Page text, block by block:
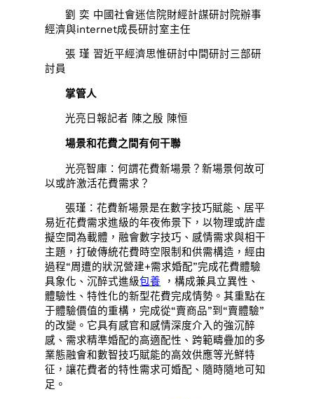
劉 奕 中國社會迷信院財經計謀研討院辦事
經濟與internet成長研討室主任
張 瑾 習近平經濟思惟研討中間研討三部研
討員
掌管人
光亮日報記者 陳之殷 陳恒
場景和花費之間有何干聯
光亮智庫：何謂花費新場景？新場景何故可
以或許激活花費需求？
張瑾：花費新場景是在數字技巧賦能、居平
易近花費需求進級的年夜佈景下，以物理或許虛
擬空間為載體，融會數字技巧、感情需求與相干
主題，打破傳統花費時空限制和供需構造，經由
過程“周遭的狀況營建+需求婚配”完成花費體驗
具象化、沉醉式進級包養 ，構成兼具立異性、
體驗性、特性化的新型花費完成情勢。其重點在
于體驗價值的重構，完成從“賣商品”到“賣體驗”
的改變。它具有感官和感情深度介入的強沉醉
感、需求精準婚配的高適配性、跨範疇疊加的多
業態融會和數智技巧賦能的高效供應等光鮮特
征，讓花費者的特性需求可婚配、隨時隨地可知
足。